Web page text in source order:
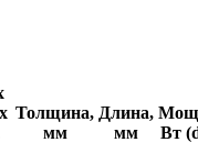
Толщина,
мм
Длина,
мм
Вт